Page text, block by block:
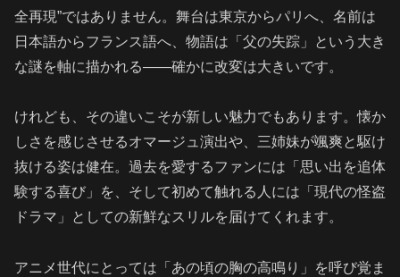
全再現”ではありません。舞台は東京からパリへ、名前は
日本語からフランス語へ、物語は「父の失踪」という大き
な謎を軸に描かれる――確かに改変は大きいです。
けれども、その違いこそが新しい魅力でもあります。懐か
しさを感じさせるオマージュ演出や、三姉妹が颯爽と駆け
抜ける姿は健在。過去を愛するファンには「思い出を追体
験する喜び」を、そして初めて触れる人には「現代の怪盗
ドラマ」としての新鮮なスリルを届けてくれます。
アニメ世代にとっては「あの頃の胸の高鳴り」を呼び覚ま